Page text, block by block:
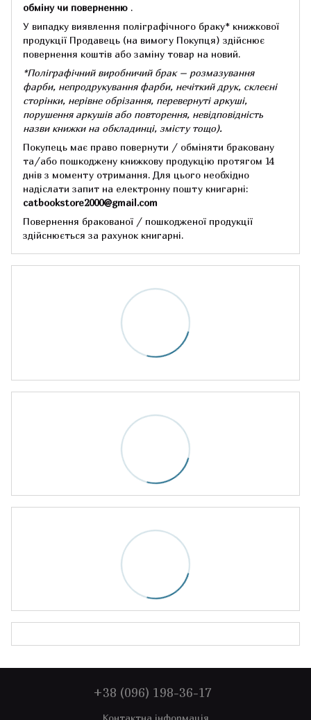
обміну чи поверненню .
У випадку виявлення поліграфічного браку* книжкової
продукції Продавець (на вимогу Покупця) здійснює
повернення коштів або заміну товар на новий.
*Поліграфічний виробничий брак – розмазування
фарби, непродрукування фарби, нечіткий друк, склеєні
сторінки, нерівне обрізання, перевернуті аркуші,
порушення аркушів або повторення, невідповідність
назви книжки на обкладинці, змісту тощо).
Покупець має право повернути / обміняти браковану
та/або пошкоджену книжкову продукцію протягом 14
днів з моменту отримання. Для цього необхідно
надіслати запит на електронну пошту книгарні:
catbookstore2000@gmail.com
Повернення бракованої / пошкодженої продукції
здійснюється за рахунок книгарні.
+38 (096) 198-36-17
Контактна інформація